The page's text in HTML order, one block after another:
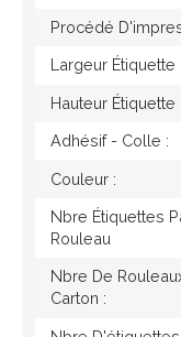
Procédé
Largeur Étiquette :
Hauteur Étiquette :
Adhésif - Colle :
Couleur :
Nbre Étiquettes
Rouleau
Nbre De
Carton :